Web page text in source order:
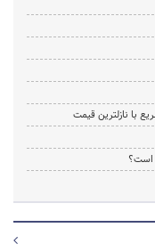
با نازلترین قیمت
است؟